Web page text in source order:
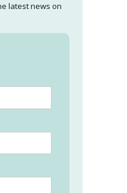
latest news on